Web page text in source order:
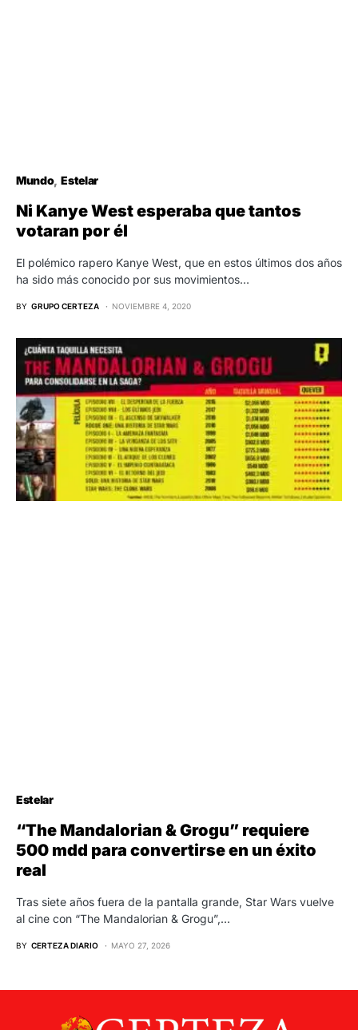
Mundo Estelar
Ni Kanye West esperaba que tantos
votaran por él
El polémico rapero Kanye West, que en estos últimos dos años
ha sido más conocido por sus movimientos…
BY GRUPO CERTEZA NOVIEMBRE 4, 2020
Estelar
“The Mandalorian & Grogu” requiere
500 mdd para convertirse en un éxito
real
Tras siete años fuera de la pantalla grande, Star Wars vuelve
al cine con “The Mandalorian & Grogu”,…
BY CERTEZA DIARIO MAYO 27, 2026